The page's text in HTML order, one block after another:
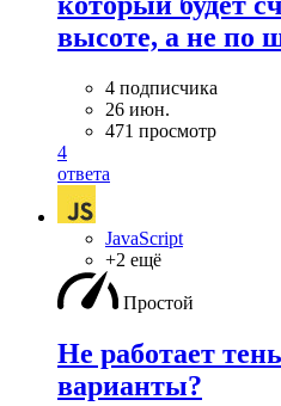
высоте, а не по
4 подписчика
26 июн.
471 просмотр
4
ответа
JavaScript
+2 ещё
Простой
Не работает
варианты?